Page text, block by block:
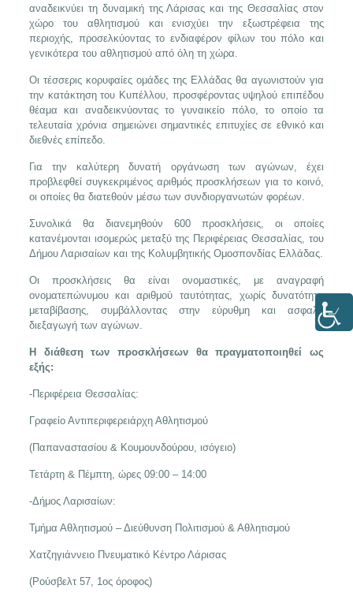
αναδεικνύει τη δυναμική της Λάρισας και της Θεσσαλίας στον
χώρο του αθλητισμού και ενισχύει την εξωστρέφεια της
περιοχής, προσελκύοντας το ενδιαφέρον φίλων του πόλο και
γενικότερα του αθλητισμού από όλη τη χώρα.
Οι τέσσερις κορυφαίες ομάδες της Ελλάδας θα αγωνιστούν για
την κατάκτηση του Κυπέλλου, προσφέροντας υψηλού επιπέδου
θέαμα και αναδεικνύοντας το γυναικείο πόλο, το οποίο τα
τελευταία χρόνια σημειώνει σημαντικές επιτυχίες σε εθνικό και
διεθνές επίπεδο.
Για την καλύτερη δυνατή οργάνωση των αγώνων, έχει
προβλεφθεί συγκεκριμένος αριθμός προσκλήσεων για το κοινό,
οι οποίες θα διατεθούν μέσω των συνδιοργανωτών φορέων.
Συνολικά θα διανεμηθούν 600 προσκλήσεις, οι οποίες
κατανέμονται ισομερώς μεταξύ της Περιφέρειας Θεσσαλίας, του
Δήμου Λαρισαίων και της Κολυμβητικής Ομοσπονδίας Ελλάδας.
Οι προσκλήσεις θα είναι ονομαστικές, με αναγραφή
ονοματεπώνυμου και αριθμού ταυτότητας, χωρίς δυνατότητα
μεταβίβασης, συμβάλλοντας στην εύρυθμη και ασφαλή
διεξαγωγή των αγώνων.
Η διάθεση των προσκλήσεων θα πραγματοποιηθεί ως
εξής:
-Περιφέρεια Θεσσαλίας:
Γραφείο Αντιπεριφερειάρχη Αθλητισμού
(Παπαναστασίου & Κουμουνδούρου, ισόγειο)
Τετάρτη & Πέμπτη, ώρες 09:00 – 14:00
-Δήμος Λαρισαίων:
Τμήμα Αθλητισμού – Διεύθυνση Πολιτισμού & Αθλητισμού
Χατζηγιάννειο Πνευματικό Κέντρο Λάρισας
(Ρούσβελτ 57, 1ος όροφος)